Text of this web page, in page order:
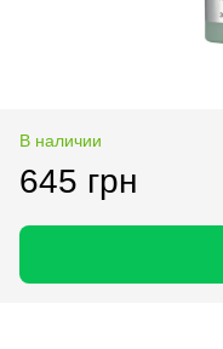
В наличии
645 грн